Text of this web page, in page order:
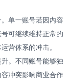
单一账号若因内容
可继续维持正常的
营体系的冲击。
。不同账号能够独
冲突影响商业合作